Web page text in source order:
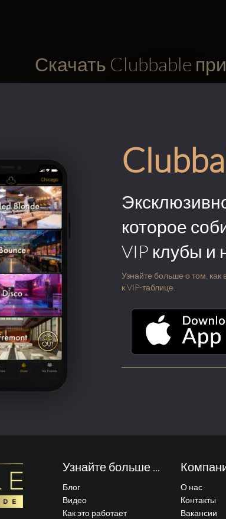
Скачать Clubbable
которое
VIP клубы и
Узнайте больше о том, как
к VIP-таблице.
Узнайте больше ...
Блог
Видео
Как это работает
О нас
Контакты
Вакансии